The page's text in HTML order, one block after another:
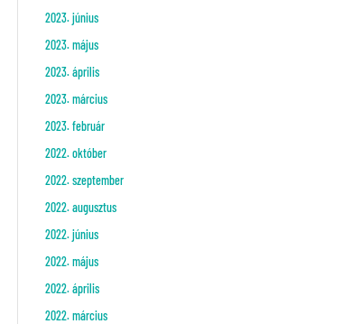
2023. június
2023. május
2023. április
2023. március
2023. február
2022. október
2022. szeptember
2022. augusztus
2022. június
2022. május
2022. április
2022. március